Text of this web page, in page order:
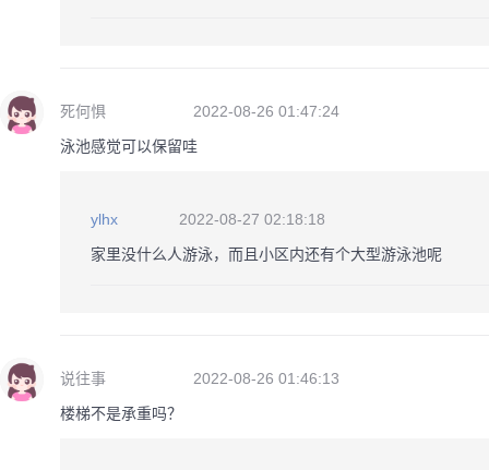
死何惧
2022-08-26 01:47:24
泳池感觉可以保留哇
ylhx
2022-08-27 02:18:18
家里没什么人游泳，而且小区内还有个大型游泳池呢
说往事
2022-08-26 01:46:13
楼梯不是承重吗？